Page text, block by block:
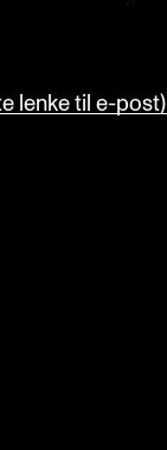
lenke til e-post)